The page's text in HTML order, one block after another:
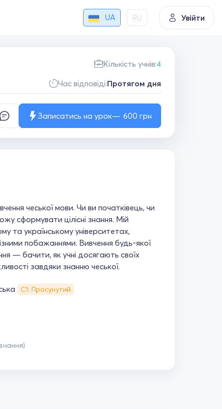
UA RU Увійти
Кількість учнів:4
Час відповіді:Протягом дня
Записатись на урок 600 грн
чеської мови. Чи ви початківець, чи
сформувати цілісні знання. Мій
та українському університетах,
побажаннями. Вивчення будь-якої
— бачити, як учні досягають своїх
завдяки знанню чеської.
С1: Просунутий